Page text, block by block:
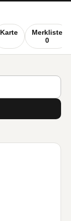
Karte
Merkliste
0